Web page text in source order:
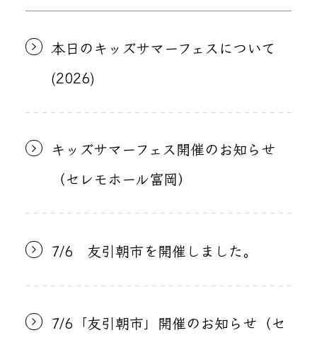
本日のキッズサマーフェスについて
(2026)
キッズサマーフェス開催のお知らせ
（セレモホール富岡）
7/6 友引朝市を開催しました。
7/6「友引朝市」開催のお知らせ（セ